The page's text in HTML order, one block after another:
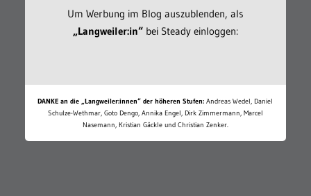
Um Werbung im Blog auszublenden, als
„Langweiler:in“bei Steady einloggen:
DANKE an die „Langweiler:innen“ der höheren Stufen: Andreas Wedel, Daniel
Schulze-Wethmar, Goto Dengo, Annika Engel, Dirk Zimmermann, Marcel
Nasemann, Kristian Gäckle und Christian Zenker.